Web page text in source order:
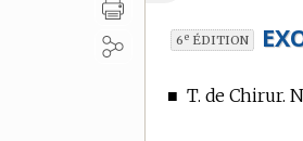
6e ÉDITION
■ T. de Chirur.